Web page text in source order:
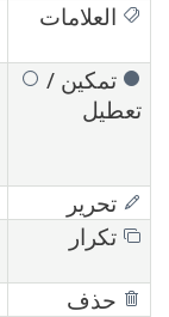
العلامات
تمكين /
تعطيل
تحرير
تكرار
حذف